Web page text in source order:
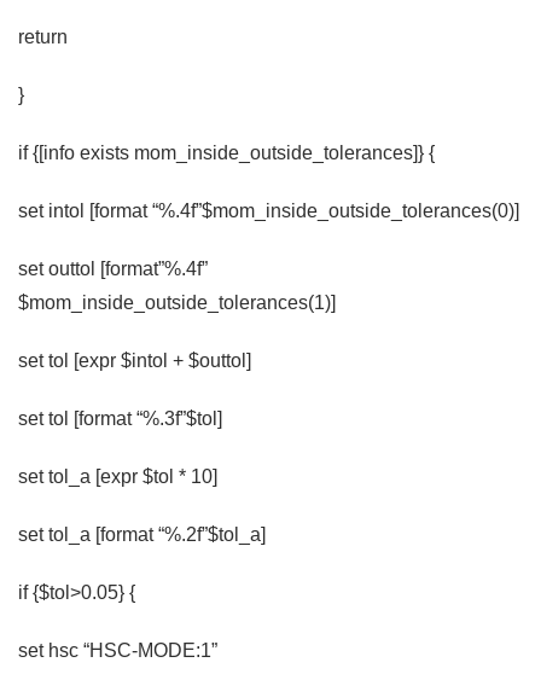
return
}
if {[info exists mom_inside_outside_tolerances]} {
set intol [format “%.4f”$mom_inside_outside_tolerances(0)]
set outtol [format”%.4f”
$mom_inside_outside_tolerances(1)]
set tol [expr $intol + $outtol]
set tol [format “%.3f”$tol]
set tol_a [expr $tol * 10]
set tol_a [format “%.2f”$tol_a]
if {$tol>0.05} {
set hsc “HSC-MODE:1”